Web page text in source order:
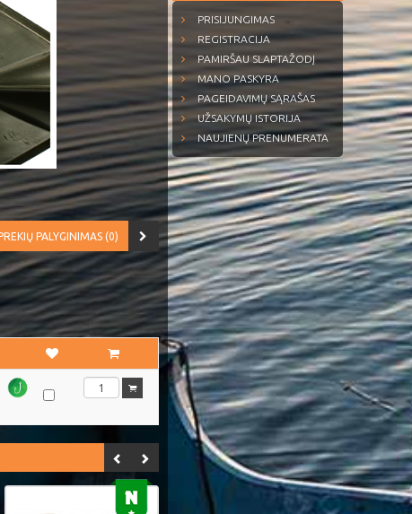
PALYGINIMAS (0)
PRISIJUNGIMAS
REGISTRACIJA
PAMIRŠAU SLAPTAŽODĮ
MANO PASKYRA
PAGEIDAVIMŲ SĄRAŠAS
UŽSAKYMŲ ISTORIJA
NAUJIENŲ PRENUMERATA